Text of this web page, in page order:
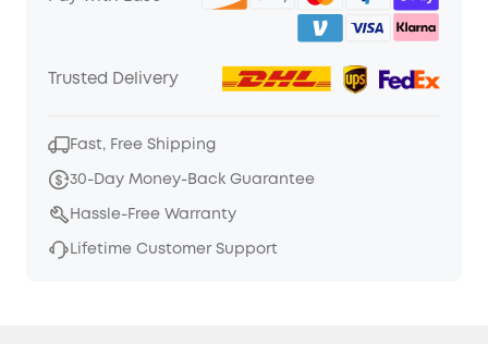
Trusted Delivery
Fast, Free Shipping
30-Day Money-Back Guarantee
Hassle-Free Warranty
Lifetime Customer Support